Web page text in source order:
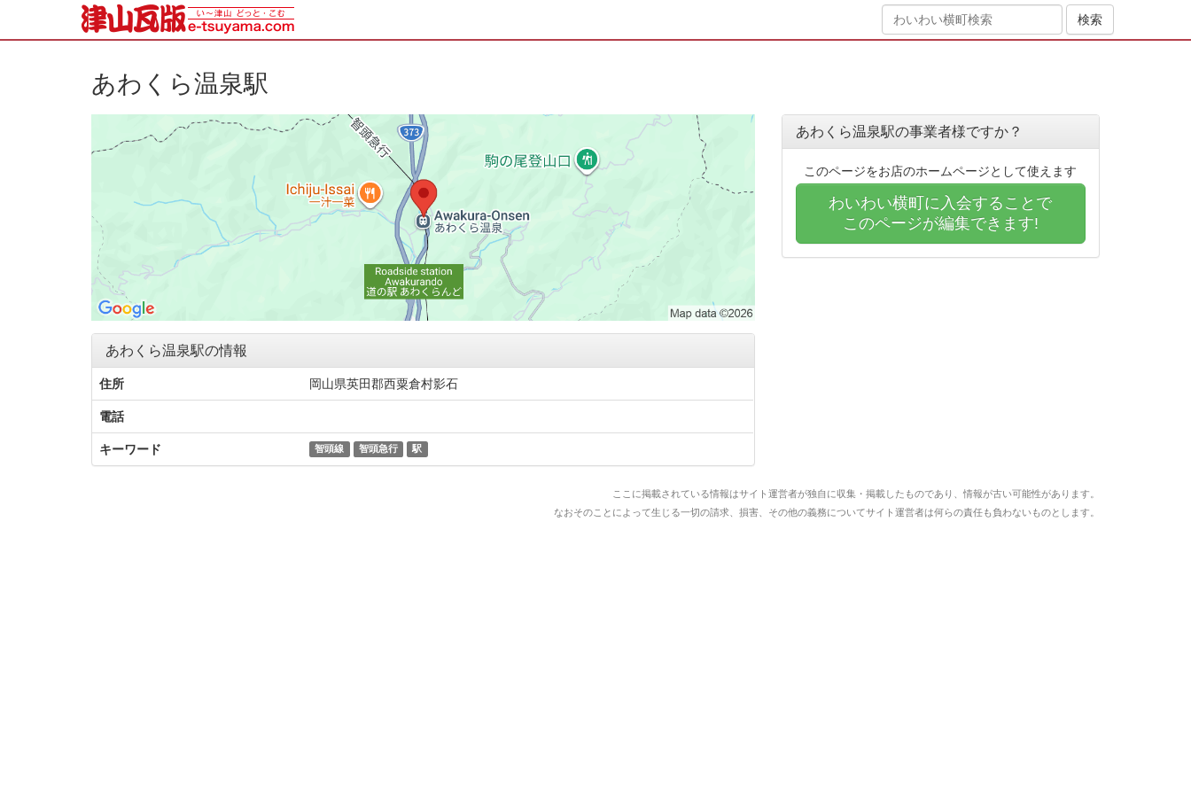
あわくら温泉駅
あわくら温泉駅の情報
住所 岡山県英田郡西粟倉村影石
電話
キーワード 智頭線 智頭急行 駅
あわくら温泉駅の事業者様ですか？
このページをお店のホームページとして使えます
わいわい横町に入会することで
このページが編集できます!
ここに掲載されている情報はサイト運営者が独自に収集・掲載したものであり、情報が古い可能性があります。
なおそのことによって生じる一切の請求、損害、その他の義務についてサイト運営者は何らの責任も負わないものとします。